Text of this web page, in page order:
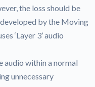
the loss should be
by the Moving
‘Layer 3’ audio
audio within a normal
unnecessary